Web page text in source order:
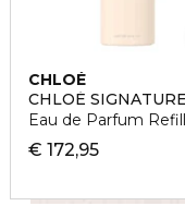
CHLOÉ
CHLOÉ
Eau de Parfum Refill
€ 172,95